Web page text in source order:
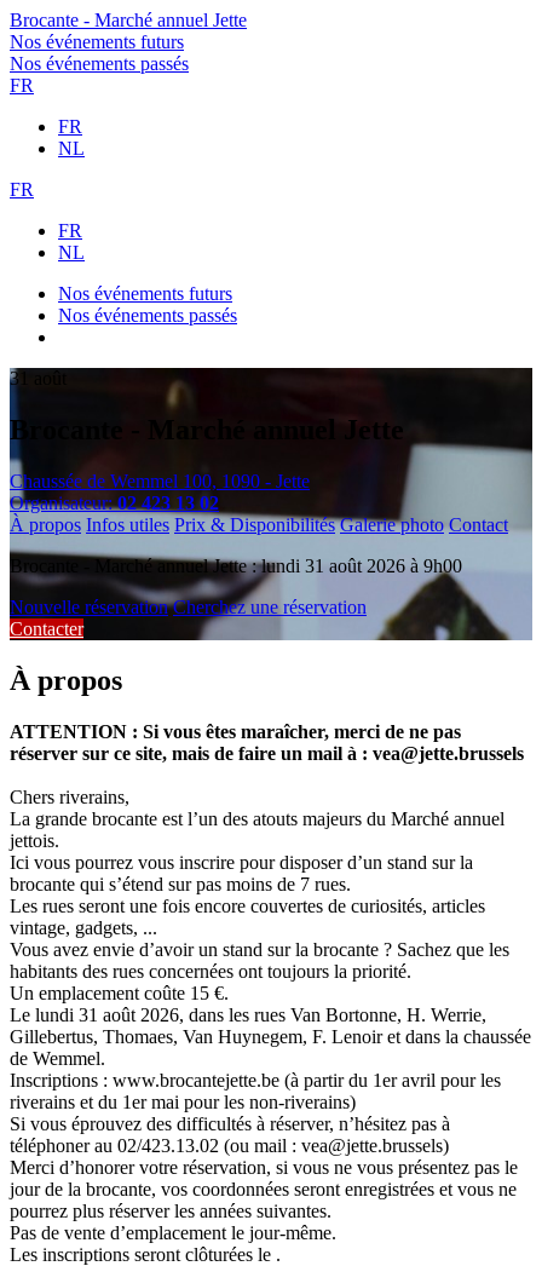
Brocante - Marché annuel Jette
Nos événements futurs
Nos événements passés
FR
FR
NL
FR
FR
NL
Nos événements futurs
Nos événements passés
31
Brocante - Marché annuel Jette
Chaussée de Wemmel 100, 1090 - Jette
Organisateur:02 423 13 02
À propos Infos utiles Prix & Disponibilités Galerie photo Contact
Brocante - Marché annuel Jette : lundi 31 août 2026 à 9h00
Nouvelle réservation Cherchez une réservation
Contacter
À propos
ATTENTION : Si vous êtes maraîcher, merci de ne pas
réserver sur ce site, mais de faire un mail à : vea@jette.brussels
Chers riverains,
La grande brocante est l’un des atouts majeurs du Marché annuel
jettois.
Ici vous pourrez vous inscrire pour disposer d’un stand sur la
brocante qui s’étend sur pas moins de 7 rues.
Les rues seront une fois encore couvertes de curiosités, articles
vintage, gadgets, ...
Vous avez envie d’avoir un stand sur la brocante ? Sachez que les
habitants des rues concernées ont toujours la priorité.
Un emplacement coûte 15 €.
Le lundi 31 août 2026, dans les rues Van Bortonne, H. Werrie,
Gillebertus, Thomaes, Van Huynegem, F. Lenoir et dans la chaussée
de Wemmel.
Inscriptions : www.brocantejette.be (à partir du 1er avril pour les
riverains et du 1er mai pour les non-riverains)
Si vous éprouvez des difficultés à réserver, n’hésitez pas à
téléphoner au 02/423.13.02 (ou mail : vea@jette.brussels)
Merci d’honorer votre réservation, si vous ne vous présentez pas le
jour de la brocante, vos coordonnées seront enregistrées et vous ne
pourrez plus réserver les années suivantes.
Pas de vente d’emplacement le jour-même.
Les inscriptions seront clôturées le .